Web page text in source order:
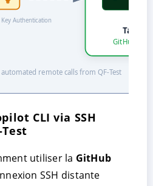
CLI via SSH
utiliser la GitHub
SSH distante
PARAMETRER
Protection des données